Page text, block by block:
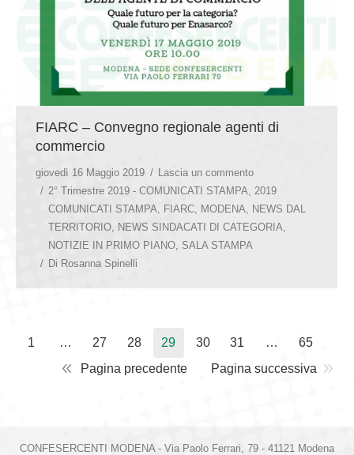
FIARC – Convegno regionale agenti di
commercio
giovedì 16 Maggio 2019
Lascia un commento
2° Trimestre 2019 - COMUNICATI STAMPA
2019
COMUNICATI STAMPA
FIARC MODENA
NEWS DAL
TERRITORIO NEWS SINDACATI DI CATEGORIA
NOTIZIE IN PRIMO PIANO SALA STAMPA
Di Rosanna Spinelli
1 … 27 28 29 30 31 …
65
Pagina precedente
Pagina successiva
CONFESERCENTI MODENA - Via Paolo Ferrari, 79 - 41121 Modena